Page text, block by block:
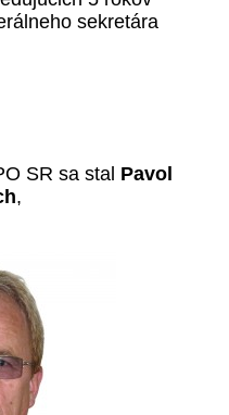
sekretára
SR sa stal Pavol
,